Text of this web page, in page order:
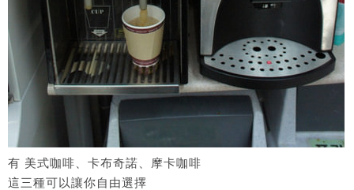
有 美式咖啡、卡布奇諾、摩卡咖啡
這三種可以讓你自由選擇